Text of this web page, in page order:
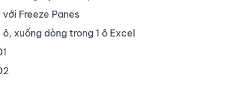
Freeze Panes
xuống dòng trong 1 ô Excel